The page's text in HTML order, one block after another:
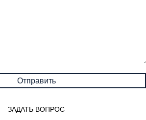
ЗАДАТЬ ВОПРОС